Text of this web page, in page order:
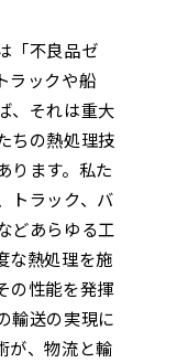
「不良品ゼ
ラックや船
、それは重大
ちの熱処理技
ります。私た
トラック、バ
どあらゆる工
な熱処理を施
の性能を発揮
輸送の実現に
が、物流と輸